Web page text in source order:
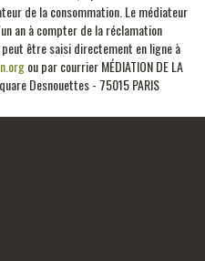
de la consommation. Le médiateur
an à compter de la réclamation
peut être saisi directement en ligne à
ou par courrier MÉDIATION DE LA
Desnouettes - 75015 PARIS